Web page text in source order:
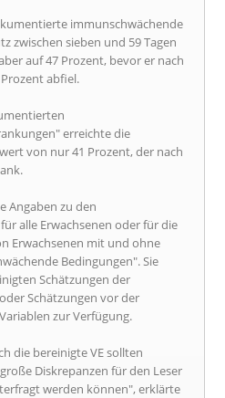
immunschwächende
zwischen sieben und 59 Tagen
auf 47 Prozent, bevor er nach
abfiel.
erreichte die
von nur 41 Prozent, der nach
Angaben zu den
alle Erwachsenen oder für die
Erwachsenen mit und ohne
Bedingungen". Sie
Schätzungen der
Schätzungen vor der
zur Verfügung.
die bereinigte VE sollten
Diskrepanzen für den Leser
werden können", erklärte